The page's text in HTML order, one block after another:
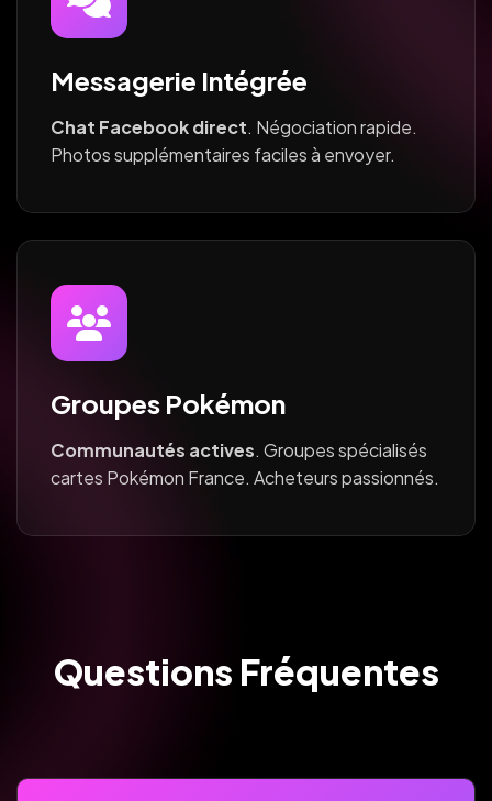
Messagerie Intégrée
Chat Facebook direct. Négociation rapide.
Photos supplémentaires faciles à envoyer.
Groupes Pokémon
Communautés actives. Groupes spécialisés
cartes Pokémon France. Acheteurs passionnés.
Questions Fréquentes